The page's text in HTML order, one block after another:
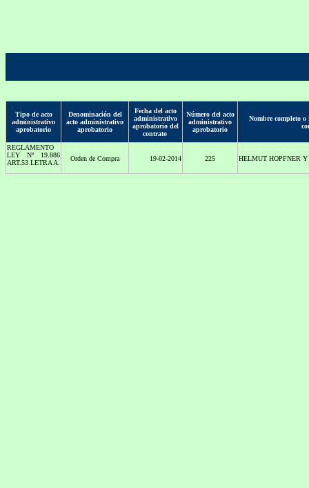
Tipo de acto
administrativo
aprobatorio
Denominación del
acto administrativo
aprobatorio
Fecha del acto
administrativo
aprobatorio del
contrato
Número del acto
administrativo
aprobatorio
Nombre completo o
REGLAMENTO
LEY Nº 19.886
ART.53 LETRA A.
Orden de Compra 19-02-2014 225 HELMUT HOPFNER